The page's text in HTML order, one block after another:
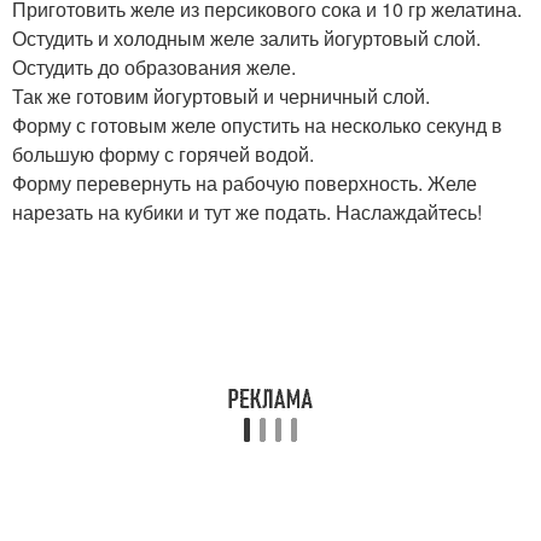
Приготовить желе из персикового сока и 10 гр желатина.
Остудить и холодным желе залить йогуртовый слой.
Остудить до образования желе.
Так же готовим йогуртовый и черничный слой.
Форму с готовым желе опустить на несколько секунд в
большую форму с горячей водой.
Форму перевернуть на рабочую поверхность. Желе
нарезать на кубики и тут же подать. Наслаждайтесь!